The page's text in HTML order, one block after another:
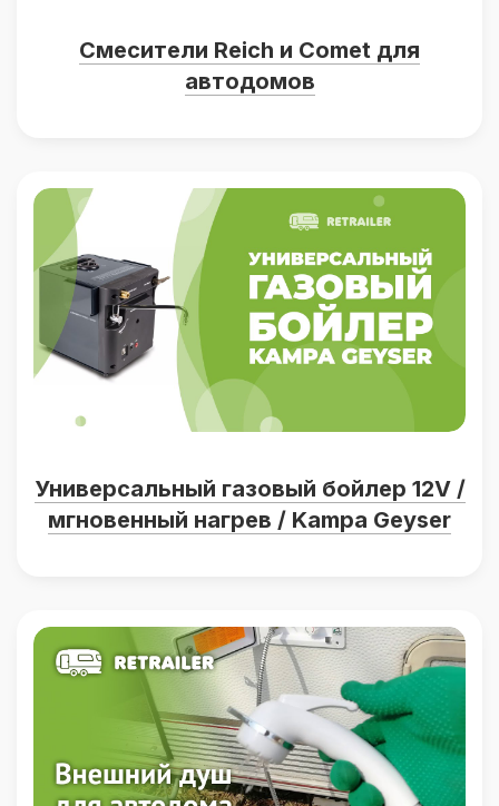
Смесители Reich и Comet для
автодомов
Универсальный газовый бойлер 12V /
мгновенный нагрев / Kampa Geyser